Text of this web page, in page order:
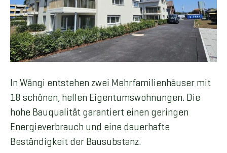
In Wängi entstehen zwei Mehrfamilienhäuser mit
18 schönen, hellen Eigentumswohnungen. Die
hohe Bauqualität garantiert einen geringen
Energieverbrauch und eine dauerhafte
Beständigkeit der Bausubstanz.